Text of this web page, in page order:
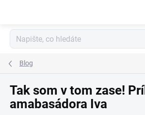
Blog
Tak som v tom zase!
amabasádora Iva